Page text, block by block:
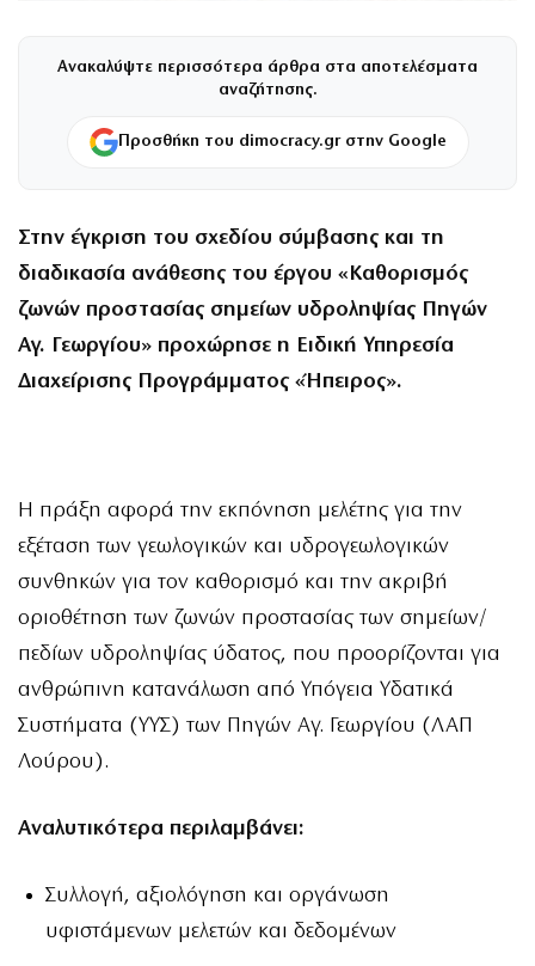
Ανακαλύψτε περισσότερα άρθρα στα αποτελέσματα
αναζήτησης.
Προσθήκη του dimocracy.gr στην Google
Στην έγκριση του σχεδίου σύμβασης και τη
διαδικασία ανάθεσης του έργου «Καθορισμός
ζωνών προστασίας σημείων υδροληψίας Πηγών
Αγ. Γεωργίου» προχώρησε η Ειδική Υπηρεσία
Διαχείρισης Προγράμματος «Ήπειρος».
Η πράξη αφορά την εκπόνηση μελέτης για την
εξέταση των γεωλογικών και υδρογεωλογικών
συνθηκών για τον καθορισμό και την ακριβή
οριοθέτηση των ζωνών προστασίας των σημείων/
πεδίων υδροληψίας ύδατος, που προορίζονται για
ανθρώπινη κατανάλωση από Υπόγεια Υδατικά
Συστήματα (ΥΥΣ) των Πηγών Αγ. Γεωργίου (ΛΑΠ
Λούρου).
Αναλυτικότερα περιλαμβάνει:
Συλλογή, αξιολόγηση και οργάνωση
υφιστάμενων μελετών και δεδομένων